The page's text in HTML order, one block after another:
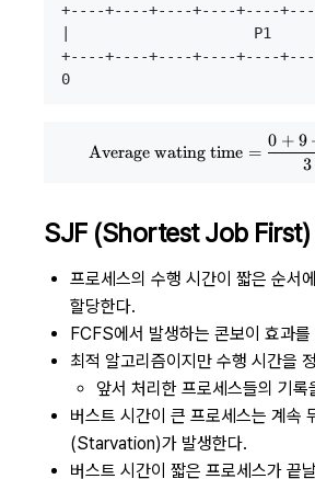
+----+----+----+----+----
|                     P1
+----+----+----+----+----
Average wating time =
3
0 + 9
SJF (Shortest Job First)
프로세스의 수행 시간이 짧은 순서
할당한다.
FCFS에서 발생하는 콘보이 효과
최적 알고리즘이지만 수행 시간을
앞서 처리한 프로세스들의 기록
버스트 시간이 큰 프로세스는 계속
(Starvation)가 발생한다.
버스트 시간이 짧은 프로세스가 끝